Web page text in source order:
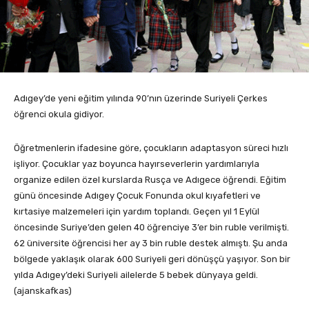
Adıgey’de yeni eğitim yılında 90’nın üzerinde Suriyeli Çerkes
öğrenci okula gidiyor.
Öğretmenlerin ifadesine göre, çocukların adaptasyon süreci hızlı
işliyor. Çocuklar yaz boyunca hayırseverlerin yardımlarıyla
organize edilen özel kurslarda Rusça ve Adıgece öğrendi. Eğitim
günü öncesinde Adıgey Çocuk Fonunda okul kıyafetleri ve
kırtasiye malzemeleri için yardım toplandı. Geçen yıl 1 Eylül
öncesinde Suriye’den gelen 40 öğrenciye 3’er bin ruble verilmişti.
62 üniversite öğrencisi her ay 3 bin ruble destek almıştı. Şu anda
bölgede yaklaşık olarak 600 Suriyeli geri dönüşçü yaşıyor. Son bir
yılda Adıgey’deki Suriyeli ailelerde 5 bebek dünyaya geldi.
(ajanskafkas)